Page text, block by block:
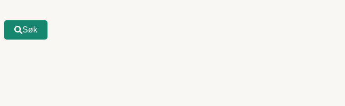
Søk